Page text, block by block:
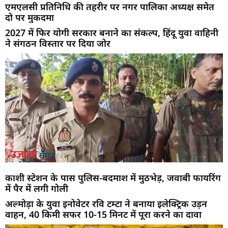
एमएलसी प्रतिनिधि की तहरीर पर नगर पालिका अध्यक्ष समेत
दो पर मुकदमा
2027 में फिर योगी सरकार बनाने का संकल्प, हिंदू युवा वाहिनी
ने संगठन विस्तार पर दिया जोर
काशी स्टेशन के पास पुलिस-बदमाश में मुठभेड़, जवाबी फायरिंग
में पैर में लगी गोली
अल्मोड़ा के युवा इनोवेटर रवि टम्टा ने बनाया इलेक्ट्रिक उड़न
वाहन, 40 किमी सफर 10-15 मिनट में पूरा करने का दावा